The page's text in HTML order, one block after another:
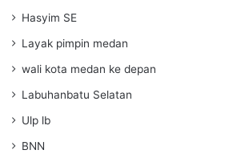
Hasyim SE
Layak pimpin medan
wali kota medan ke depan
Labuhanbatu Selatan
Ulp lb
BNN